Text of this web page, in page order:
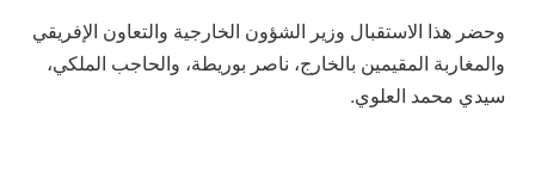
وحضر هذا الاستقبال وزير الشؤون الخارجية والتعاون الإفريقي
والمغاربة المقيمين بالخارج، ناصر بوريطة، والحاجب الملكي،
سيدي محمد العلوي.